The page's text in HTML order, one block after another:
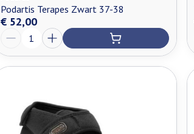
Podartis Terapes Zwart 37-38
€ 52,00
Aantal